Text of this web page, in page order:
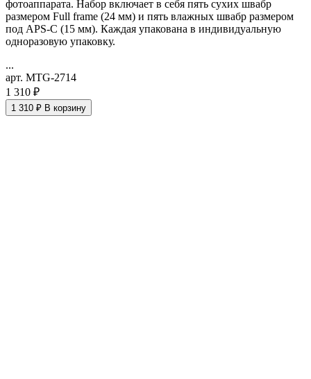
фотоаппарата. Набор включает в себя пять сухих швабр
размером Full frame (24 мм) и пять влажных швабр размером
под APS-C (15 мм). Каждая упакована в индивидуальную
одноразовую упаковку.
...
арт. MTG-2714
1 310 ₽
1 310 ₽ В корзину